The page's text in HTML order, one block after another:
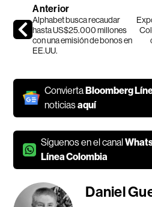
Anterior
Alphabet busca recaudar
hasta US$25.000 millones
con una emisión de bonos en
EE.UU.
ConviertaBloomberg
noticiasaquí
Síguenos en el canal
Línea Colombia
Daniel